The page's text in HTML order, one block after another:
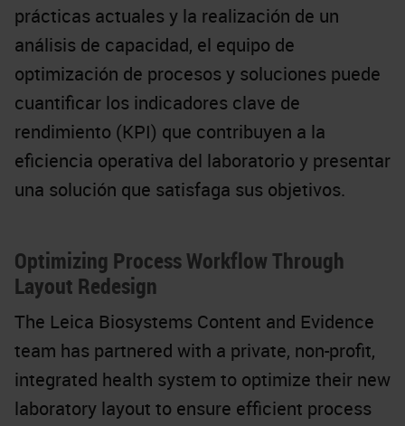
prácticas actuales y la realización de un
análisis de capacidad, el equipo de
optimización de procesos y soluciones puede
cuantificar los indicadores clave de
rendimiento (KPI) que contribuyen a la
eficiencia operativa del laboratorio y presentar
una solución que satisfaga sus objetivos.
Optimizing Process Workflow Through
Layout Redesign
The Leica Biosystems Content and Evidence
team has partnered with a private, non-profit,
integrated health system to optimize their new
laboratory layout to ensure efficient process